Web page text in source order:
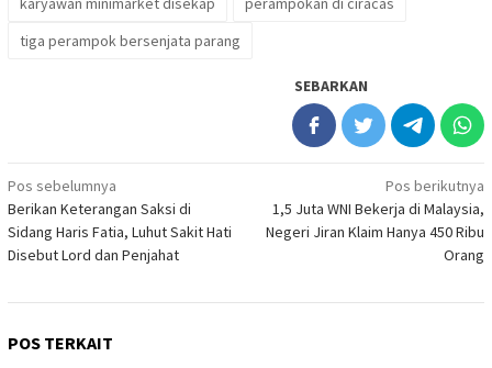
tiga perampok bersenjata parang
SEBARKAN
Navigasi
pos
Pos sebelumnya
Berikan Keterangan Saksi di
Sidang Haris Fatia, Luhut Sakit Hati
Disebut Lord dan Penjahat
Pos berikutnya
1,5 Juta WNI Bekerja di Malaysia,
Negeri Jiran Klaim Hanya 450 Ribu
Orang
POS TERKAIT